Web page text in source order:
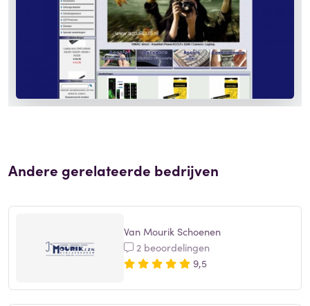
Andere gerelateerde bedrijven
Van Mourik Schoenen
2 beoordelingen
9,5